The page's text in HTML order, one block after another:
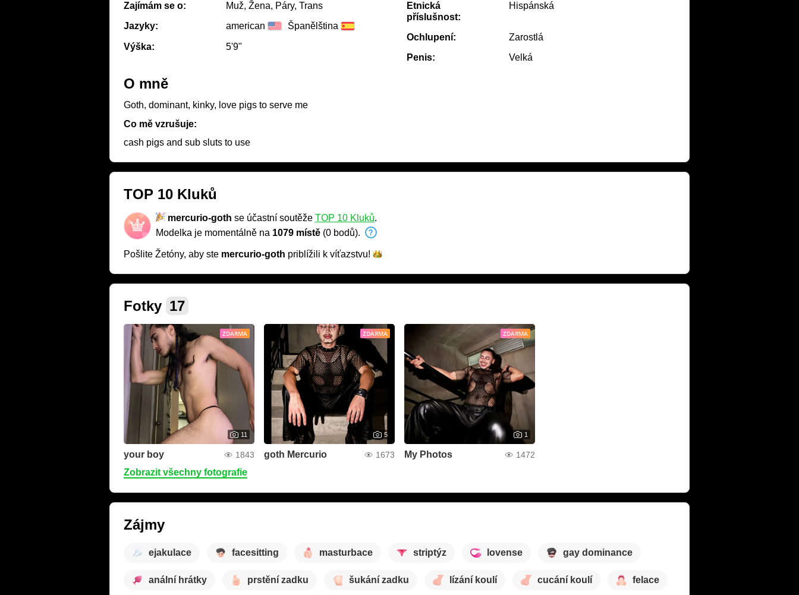
Zajímám se o:
Muž, Žena, Páry, Trans
Jazyky:
american Španělština
Výška: 5'9"
Etnická
příslušnost:
Hispánská
Ochlupení:
Zarostlá
Penis:
Velká
O mně
Goth, dominant, kinky, love pigs to serve me
Co mě vzrušuje:
cash pigs and sub sluts to use
TOP 10 Kluků
mercurio-goth se účastní soutěže TOP 10 Kluků.
Modelka je momentálně na 1079 místě (0 bodů).
Pošlite Žetóny, aby ste mercurio-goth priblížili k víťazstvu!
Fotky 17
ZDARMA
11
your boy 1843
ZDARMA
5
goth Mercurio 1673
ZDARMA
1
My Photos 1472
Zobrazit všechny fotografie
Zájmy
ejakulace facesitting masturbace striptýz lovense gay dominance
anální hrátky prstění zadku šukání zadku lízání koulí cucání koulí felace